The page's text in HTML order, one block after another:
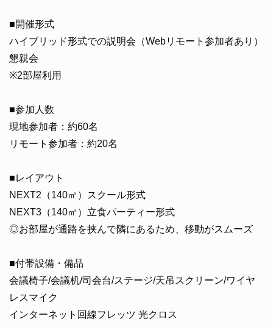
■開催形式
ハイブリッド形式での説明会（Webリモート参加者あり）
懇親会
※2部屋利用
■参加人数
現地参加者：約60名
リモート参加者：約20名
■レイアウト
NEXT2（140㎡）スクール形式
NEXT3（140㎡）立食パーティー形式
◎お部屋が通路を挟んで隣にあるため、移動がスムーズ
■付帯設備・備品
会議椅子/会議机/司会台/ステージ/天吊スクリーン/ワイヤ
レスマイク
インターネット回線フレッツ 光クロス